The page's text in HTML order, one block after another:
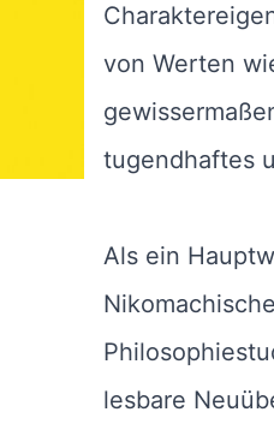
von Werten
tugendhaftes
Als ein
lesbare